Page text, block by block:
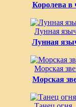
Королева в
Лунная
Лунная
Морская
Морская